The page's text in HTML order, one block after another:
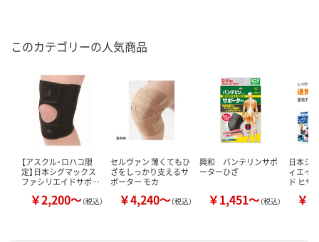
このカテゴリーの人気商品
【アスクル・ロハコ限
定】日本シグマックス
ファシリエイドサポ…
￥2,200～（税込）
セルヴァン 薄くてもひ
ざをしっかり支えるサ
ポーター モカ
￥4,240～（税込）
興和 バンテリンサポ
ーターひざ
￥1,451～（税込）
日本シ
ィエイ
ド ヒザ
￥